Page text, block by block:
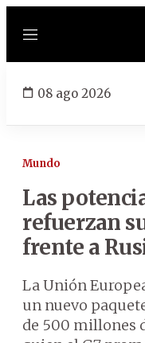
Menú
08 ago 2026
Mundo
Las
refuerzan
frente a
La Unión
un nuevo
de 500 millones